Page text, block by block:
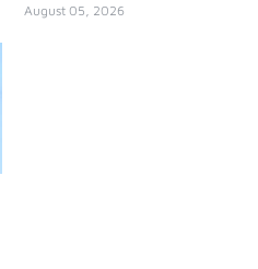
August 05, 2026